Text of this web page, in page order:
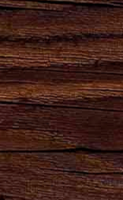
Натуральный
продукт
естественного
брожения.